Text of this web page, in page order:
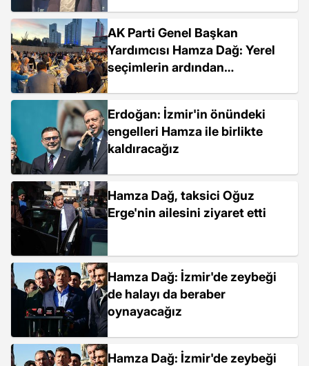
AK Parti Genel Başkan
Yardımcısı Hamza Dağ: Yerel
seçimlerin ardından
Erdoğan: İzmir'in önündeki
engelleri Hamza ile birlikte
kaldıracağız
Hamza Dağ, taksici Oğuz
Erge'nin ailesini ziyaret etti
Hamza Dağ: İzmir'de zeybeği
de halayı da beraber
oynayacağız
Hamza Dağ: İzmir'de zeybeği